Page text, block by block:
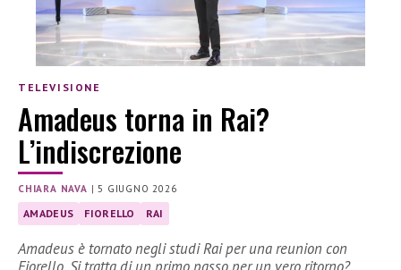
TELEVISIONE
Amadeus torna in Rai?
L’indiscrezione
CHIARA NAVA | 5 GIUGNO 2026
AMADEUS FIORELLO RAI
Amadeus è tornato negli studi Rai per una reunion con